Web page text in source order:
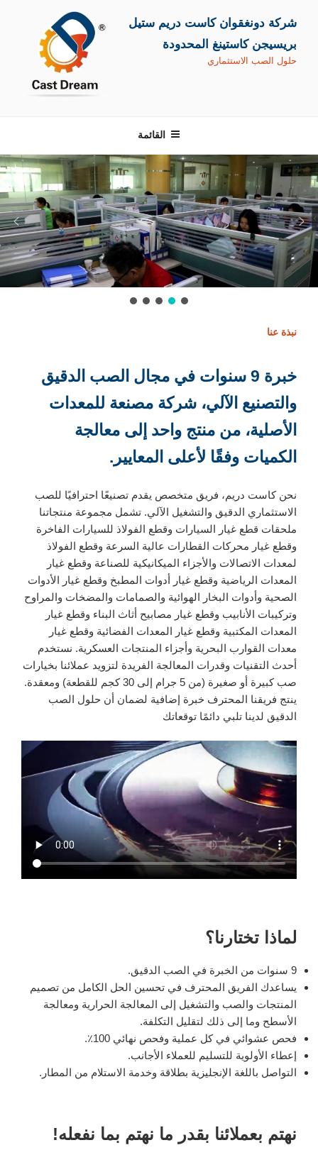
المحتوى
شركة دونغقوان كاست دريم ستيل
بريسيجن كاستينغ المحدودة
حلول الصب الاستثماري
القائمة
نبذة عنا
خبرة 9 سنوات في مجال الصب الدقيق
والتصنيع الآلي، شركة مصنعة للمعدات
الأصلية، من منتج واحد إلى معالجة
الكميات وفقًا لأعلى المعايير.
نحن كاست دريم، فريق متخصص يقدم تصنيعًا احترافيًا للصب
الاستثماري الدقيق والتشغيل الآلي. تشمل مجموعة منتجاتنا
ملحقات قطع غيار السيارات وقطع الفولاذ للسيارات الفاخرة
وقطع غيار محركات القطارات عالية السرعة وقطع الفولاذ
لمعدات الاتصالات والأجزاء الميكانيكية للصناعة وقطع غيار
المعدات الرياضية وقطع غيار أدوات المطبخ وقطع غيار الأدوات
الصحية وأدوات البخار الهوائية والصمامات والمضخات والمراوح
وتركيبات الأنابيب وقطع غيار مصابيح أثاث البناء وقطع غيار
المعدات المكتبية وقطع غيار المعدات الفضائية وقطع غيار
معدات القوارب البحرية وأجزاء المنتجات العسكرية. نستخدم
أحدث التقنيات وقدرات المعالجة الفريدة لتزويد عملائنا بخيارات
صب كبيرة أو صغيرة (من 5 جرام إلى 30 كجم للقطعة) ومعقدة.
ينتج فريقنا المحترف خبرة إضافية لضمان أن حلول الصب
الدقيق لدينا تلبي دائمًا توقعاتك
لماذا تختارنا؟
9 سنوات من الخبرة في الصب الدقيق.
يساعدك الفريق المحترف في تحسين الحل الكامل من تصميم
المنتجات والصب والتشغيل إلى المعالجة الحرارية ومعالجة
الأسطح وما إلى ذلك لتقليل التكلفة.
فحص عشوائي في كل عملية وفحص نهائي 100٪.
إعطاء الأولوية للتسليم للعملاء الأجانب.
التواصل باللغة الإنجليزية بطلاقة وخدمة الاستلام من المطار.
نهتم بعملائنا بقدر ما نهتم بما نفعله!